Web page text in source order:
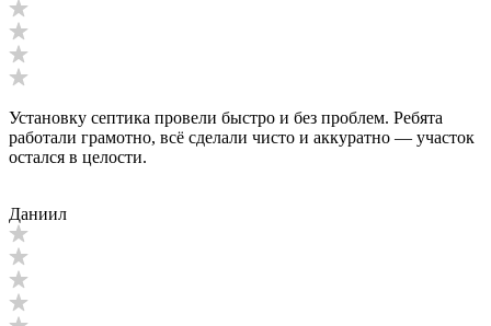
Установку септика провели быстро и без проблем. Ребята
работали грамотно, всё сделали чисто и аккуратно — участок
остался в целости.
Даниил